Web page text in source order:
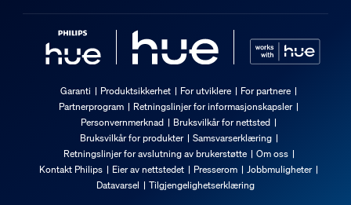
Garanti Produktsikkerhet For utviklere
For partnere
Partnerprogram
Retningslinjer for informasjonskapsler
Personvernmerknad
Bruksvilkår for nettsted
Bruksvilkår for produkter
Samsvarserklæring
Retningslinjer for avslutning av brukerstøtte
Om oss
Kontakt Philips
Eier av nettstedet Presserom
Jobbmuligheter
Datavarsel
Tilgjengelighetserklæring